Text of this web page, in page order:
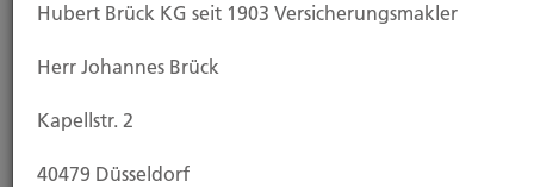
Risikoanalysen und
Hubert Brück KG seit 1903 Versicherungsmakler
Herr Johannes Brück
Kapellstr. 2
40479 Düsseldorf